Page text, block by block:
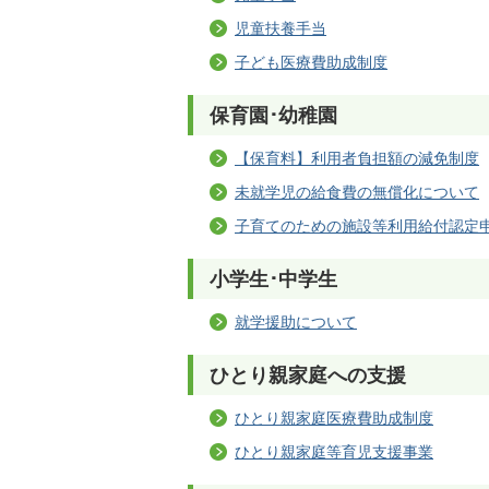
児童扶養手当
子ども医療費助成制度
保育園･幼稚園
【保育料】利用者負担額の減免制度
未就学児の給食費の無償化について
子育てのための施設等利用給付認定
小学生･中学生
就学援助について
ひとり親家庭への支援
ひとり親家庭医療費助成制度
ひとり親家庭等育児支援事業